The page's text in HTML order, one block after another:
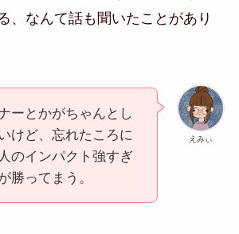
、なんて話も聞いたことがあり
えみぃ
ーとかがちゃんとし
けど、忘れたころに
のインパクト強すぎ
勝ってまう。